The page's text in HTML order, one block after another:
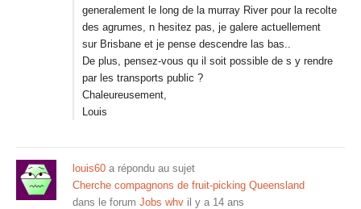
generalement le long de la murray River pour la recolte
des agrumes, n hesitez pas, je galere actuellement
sur Brisbane et je pense descendre las bas..
De plus, pensez-vous qu il soit possible de s y rendre
par les transports public ?
Chaleureusement,
Louis
louis60 a répondu au sujet
Cherche compagnons de fruit-picking Queensland
dans le forum Jobs whv il y a 14 ans